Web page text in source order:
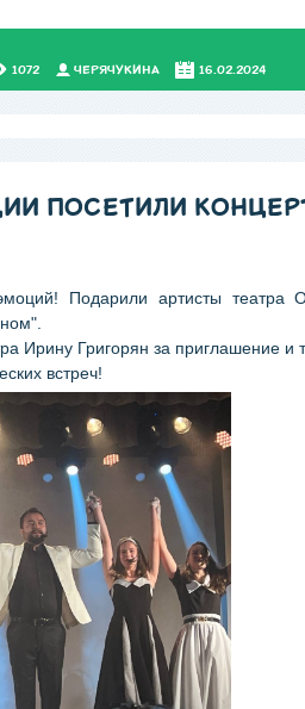
1072 ЧЕРЯЧУКИНА 16.02.2024
ПОСЕТИЛИ
Подарили артисты
Ирину Григорян за приглашение и
встреч!